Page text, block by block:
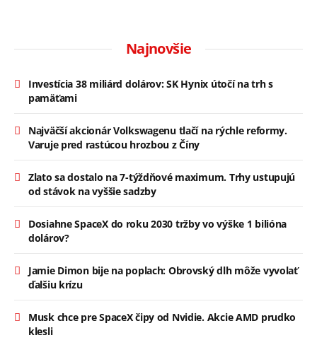
Najnovšie
Investícia 38 miliárd dolárov: SK Hynix útočí na trh s
pamäťami
Najväčší akcionár Volkswagenu tlačí na rýchle reformy.
Varuje pred rastúcou hrozbou z Číny
Zlato sa dostalo na 7-týždňové maximum. Trhy ustupujú
od stávok na vyššie sadzby
Dosiahne SpaceX do roku 2030 tržby vo výške 1 bilióna
dolárov?
Jamie Dimon bije na poplach: Obrovský dlh môže vyvolať
ďalšiu krízu
Musk chce pre SpaceX čipy od Nvidie. Akcie AMD prudko
klesli